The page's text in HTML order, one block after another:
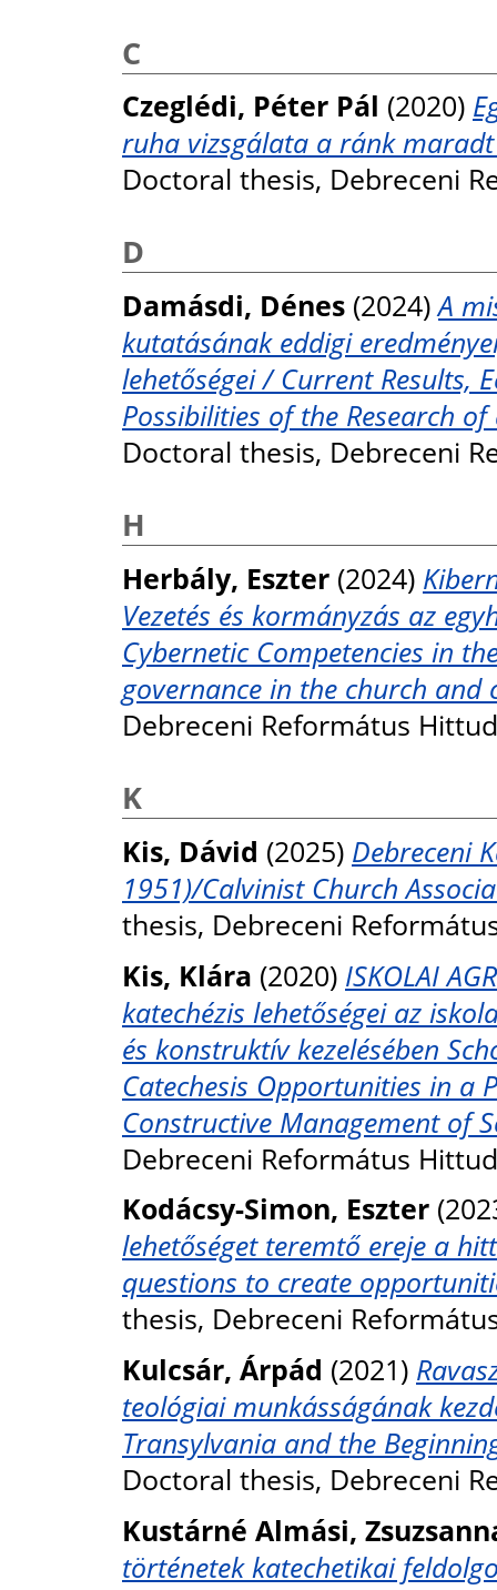
C
Czeglédi, Péter Pál (2020)
ruha vizsgálata a ránk maradt
Doctoral thesis, Debreceni
D
Damásdi, Dénes (2024)A
kutatásának eddigi
lehetőségei / Current Results,
Possibilities of the Research
Doctoral thesis, Debreceni
H
Herbály, Eszter (2024)
Vezetés és kormányzás az
Cybernetic Competencies in
governance in the church and
Debreceni Református
K
Kis, Dávid (2025) Debreceni
1951)/Calvinist Church
thesis, Debreceni
Kis, Klára (2020) ISKOLAI
katechézis lehetőségei az
és konstruktív kezelésében
Catechesis Opportunities in a
Constructive Management of
Debreceni Református
Kodácsy-Simon, Eszter
lehetőséget teremtő ereje a
questions to create
thesis, Debreceni
Kulcsár, Árpád (2021)
teológiai munkásságának
Transylvania and the
Doctoral thesis, Debreceni
Kustárné Almási,
történetek katechetikai